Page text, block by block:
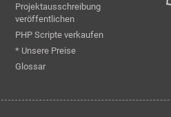
Projektausschreibung
veröffentlichen
PHP Scripte verkaufen
* Unsere Preise
Glossar